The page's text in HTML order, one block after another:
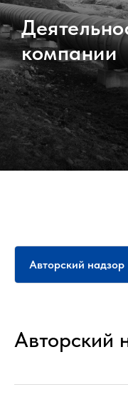
компании
Авторский